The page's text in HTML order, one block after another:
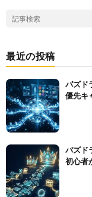
最近の投稿
パズド
優先キ
パズド
初心者